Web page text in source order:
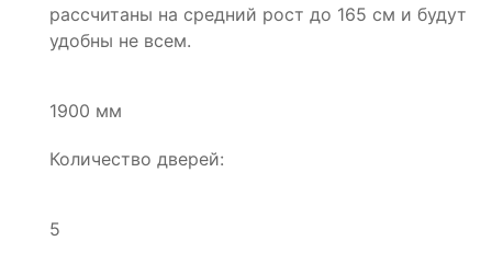
рассчитаны на средний рост до 165 см и будут
удобны не всем.
1900 мм
Количество дверей:
5